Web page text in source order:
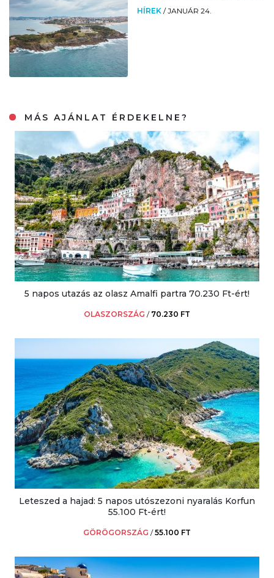
HÍREK /JANUÁR 24.
MÁS AJÁNLAT ÉRDEKELNE?
5 napos utazás az olasz Amalfi partra 70.230 Ft-ért!
OLASZORSZÁG / 70.230 FT
Leteszed a hajad: 5 napos utószezoni nyaralás Korfun
55.100 Ft-ért!
GÖRÖGORSZÁG /55.100 FT